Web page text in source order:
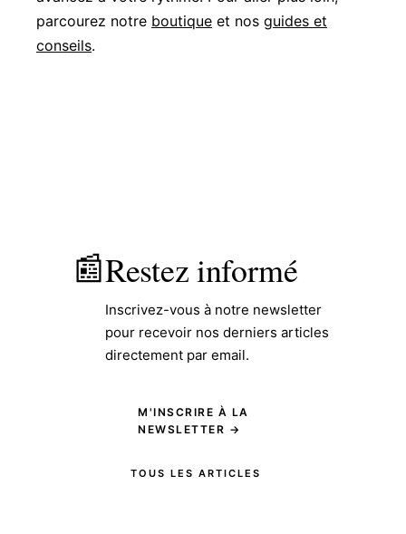
parcourez notre boutique et nos guides et
conseils.
📰Restez informé
Inscrivez-vous à notre newsletter
pour recevoir nos derniers articles
directement par email.
M'INSCRIRE À LA
NEWSLETTER →
TOUS LES ARTICLES